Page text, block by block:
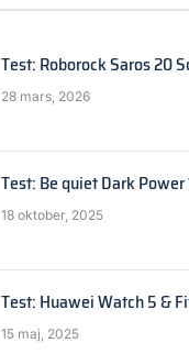
Test: Roborock Saros 20
28 mars, 2026
Test: Be quiet Dark Power
18 oktober, 2025
Test: Huawei Watch 5 &
15 maj, 2025